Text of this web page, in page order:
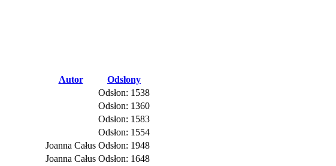
Autor
Odsłony
Odsłon: 1538
Odsłon: 1360
Odsłon: 1583
Odsłon: 1554
Joanna Całus Odsłon: 1948
Joanna Całus Odsłon: 1648